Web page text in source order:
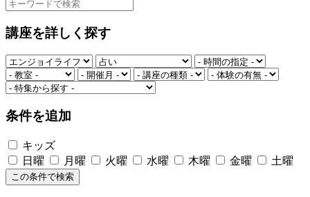
講座を詳しく探す
条件を追加
キッズ
日曜
月曜 火曜 水曜 木曜 金曜 土曜
この条件で検索